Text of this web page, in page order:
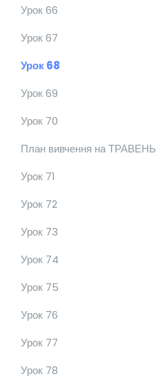
Урок 66
Урок 67
Урок 68
Урок 69
Урок 70
План вивчення на ТРАВЕНЬ
Урок 71
Урок 72
Урок 73
Урок 74
Урок 75
Урок 76
Урок 77
Урок 78